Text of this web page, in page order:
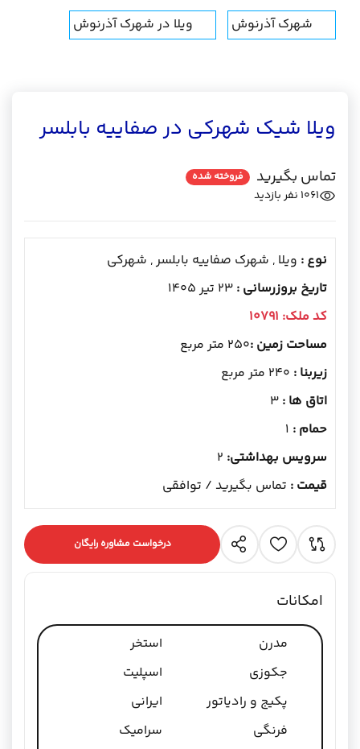
شهرک آذرنوش ویلا در شهرک آذرنوش
ویلا شیک شهرکی در صفاییه بابلسر
تماس بگیرید فروخته شده
1061 نفر بازدید
نوع : ویلا , شهرک صفاییه بابلسر , شهرکی
تاریخ بروزرسانی : 23 تیر 1405
کد ملک:
مساحت زمین :250 متر مربع
زیربنا : 240 متر مربع
اتاق ها : 3
حمام : 1
سرویس بهداشتی: 2
قیمت : تماس بگیرید / توافقی
درخواست مشاوره رایگان
امکانات
مدرن
استخر
جکوزی
اسپلیت
پکیج و رادیاتور
ایرانی
فرنگی
سرامیک